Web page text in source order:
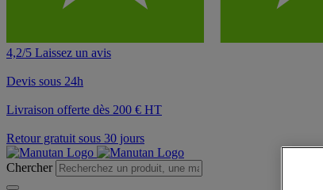
4,2/5 Laissez un avis
Devis sous 24h
Livraison offerte dès 200 € HT
Retour gratuit sous 30 jours
Chercher